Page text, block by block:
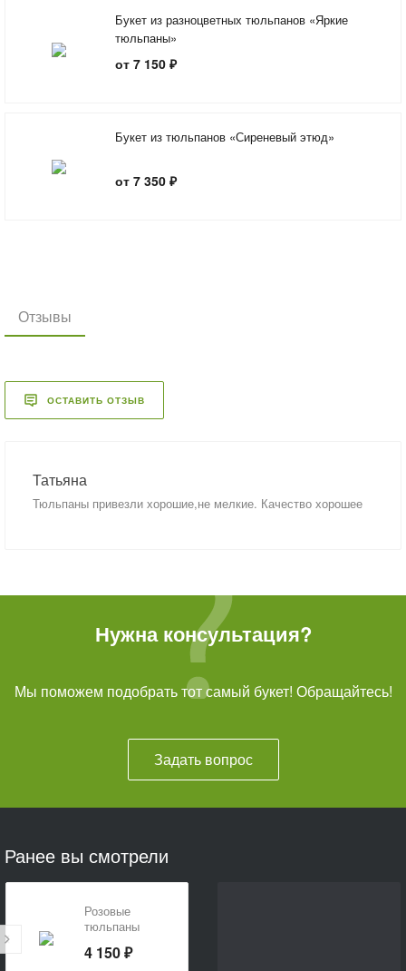
Букет из разноцветных тюльпанов «Яркие
тюльпаны»
от 7 150 ₽
Букет из тюльпанов «Сиреневый этюд»
от 7 350 ₽
Отзывы
ОСТАВИТЬ ОТЗЫВ
Татьяна
Тюльпаны привезли хорошие,не мелкие. Качество хорошее
Нужна консультация?
Мы поможем подобрать тот самый букет! Обращайтесь!
Задать вопрос
Ранее вы смотрели
Розовые
тюльпаны
4 150 ₽